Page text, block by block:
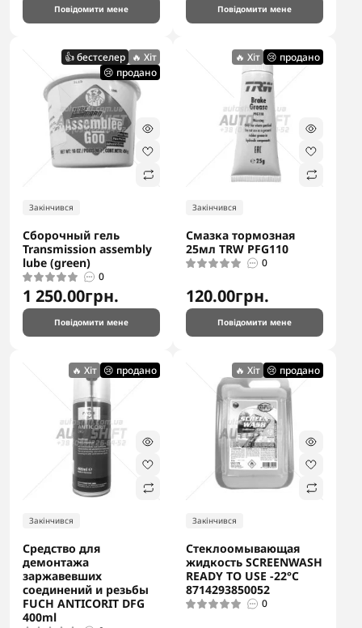
Повідомити мене Повідомити мене
👍 бестселер 🔥 Хіт
😢 продано
Закінчився
Сборочный гель
Transmission assembly
lube (green)
0
1 250.00грн.
Повідомити мене
🔥 Хіт 😢 продано
Закінчився
Смазка тормозная
25мл TRW PFG110
0
120.00грн.
Повідомити мене
🔥 Хіт 😢 продано
Закінчився
Средство для
демонтажа
заржавевших
соединений и резьбы
FUCH ANTICORIT DFG
400ml
🔥 Хіт 😢 продано
Закінчився
Стеклоомывающая
жидкость SCREENWASH
READY TO USE -22°C
8714293850052
0